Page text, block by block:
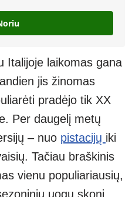
Italijoje laikomas gana
jis žinomas
pradėjo tik XX
Per daugelį metų
– nuo pistacijų iki
Tačiau braškinis
vienu populiariausių,
uogų skonį.